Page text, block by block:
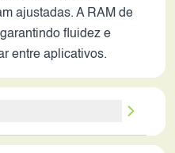
ajustadas. A RAM de
fluidez e
entre aplicativos.